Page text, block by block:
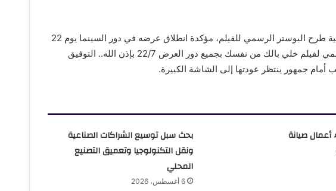
وأعلنت ياسمين عبد العزيز عبر حساباتها الرسمية طرح البوستر الرسمي للفيلم، مؤكدة انطلاق عرضه في دور السينما يوم 22
يوليو الجاري، وكتبت: «بسم الله.. البوستر الرسمي لفيلم خلي بالك من نفسك بجميع دور العرض 22/7 بإذن الله.. التوفيق
أمام جمهور ينتظر عودتها إلى الشاشة الكبيرة.
أعمال صيانة
بحث سبل توسيع الشراكات الصناعية
ونقل التكنولوجيا وتعميق التصنيع
المحلي
6 أغسطس، 2026